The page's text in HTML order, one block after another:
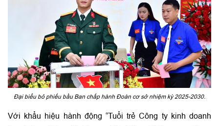
Đại biểu bỏ phiếu bầu Ban chấp hành Đoàn cơ sở nhiệm kỳ 2025-2030.
Với khẩu hiệu hành động “Tuổi trẻ Công ty kinh doanh